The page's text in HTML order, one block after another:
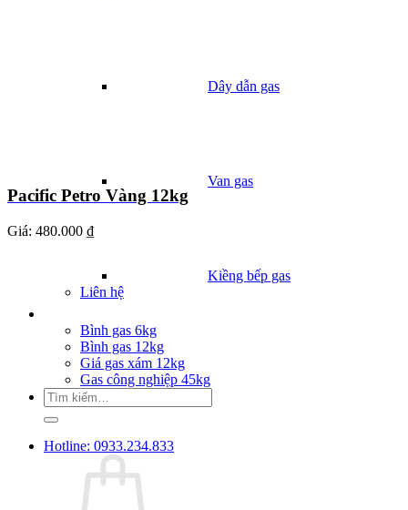
Dây dẫn gas
Van gas
Kiềng bếp gas
Liên hệ
Bình gas 6kg
Bình gas 12kg
Giá gas xám 12kg
Gas công nghiệp 45kg
Tìm
kiếm:
Hotline: 0933.234.833
Pacific Petro Vàng 12kg
Giá: 480.000 ₫